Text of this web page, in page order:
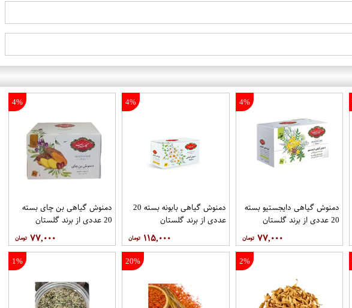
4%
دمنوش گیاهی دایجستیو بسته
20 عددی از برند گلستان
۷۷,۰۰۰
4%
دمنوش گیاهی بابونه بسته 20
عددی از برند گلستان
۱۱۵,۰۰۰
4%
دمنوش گیاهی بن چای بسته
20 عددی از برند گلستان
۷۷,۰۰۰
2%
20%
1%